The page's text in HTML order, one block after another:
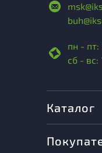
пн - пт:
сб - вс:
Каталог